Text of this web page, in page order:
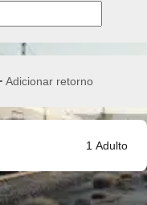
Adicionar retorno
1 Adulto